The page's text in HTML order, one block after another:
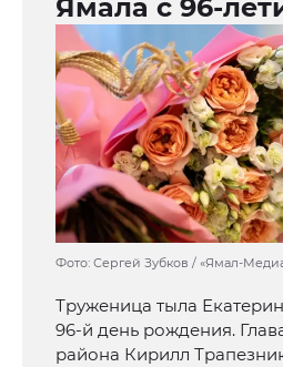
Ямала с 96-
Фото: Сергей Зубков / «Ямал-
Труженица тыла
96-й день рождения.
района Кирилл